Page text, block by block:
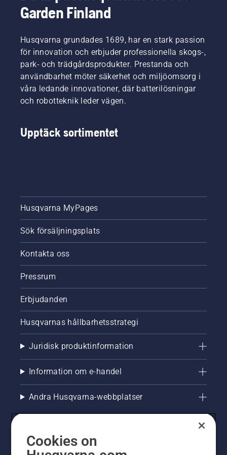
Garden Finland
Husqvarna grundades 1689, har en stark passion
för innovation och erbjuder professionella skogs-,
park- och trädgårdsprodukter. Prestanda och
användbarhet möter säkerhet och miljöomsorg i
våra ledande innovationer, där batterilösningar
och robotteknik leder vägen.
Upptäck sortimentet
Husqvarna MyPages
Sök försäljningsplats
Kontakta oss
Pressrum
Erbjudanden
Husqvarnas hållbarhetsstrategi
Juridisk produktinformation
Information om e-handel
Andra Husqvarna-webbplatser
Cookies on